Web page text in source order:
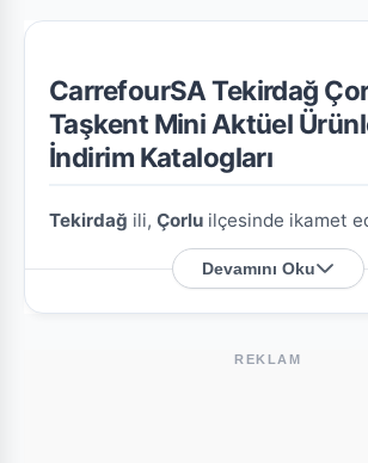
CarrefourSA Tekirdağ
Taşkent Mini Aktüel
İndirim Katalogları
Tekirdağ ili, Çorlu ilçesinde ikamet
CarrefourSA Tekirdağ Çorlu Taşkent
şubesine özel en güncel indirim
aktüel ürün fırsatlarını bu sayfada
CarrefourSA Tekirdağ Çorlu
Devamını Oku
REKLAM